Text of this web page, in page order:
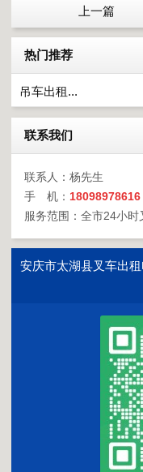
上一篇
热门推荐
吊车出租...
联系我们
联系人：杨先生
手 机： 18098978616
服务范围：全市24小时
安庆市太湖县叉车出